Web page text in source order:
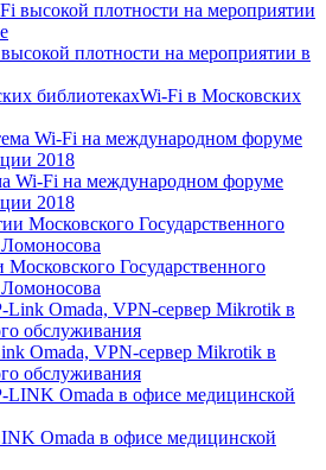
плотности на мероприятии в
Wi-Fi в Московских
Wi-Fi на международном форуме
2018
Государственного
Omada, VPN-сервер Mikrotik в
обслуживания
Omada в офисе медицинской